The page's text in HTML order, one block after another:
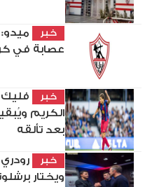
خبر
عصابة في
خبر
الكريم
بعد تألقه
خبر
ويختار